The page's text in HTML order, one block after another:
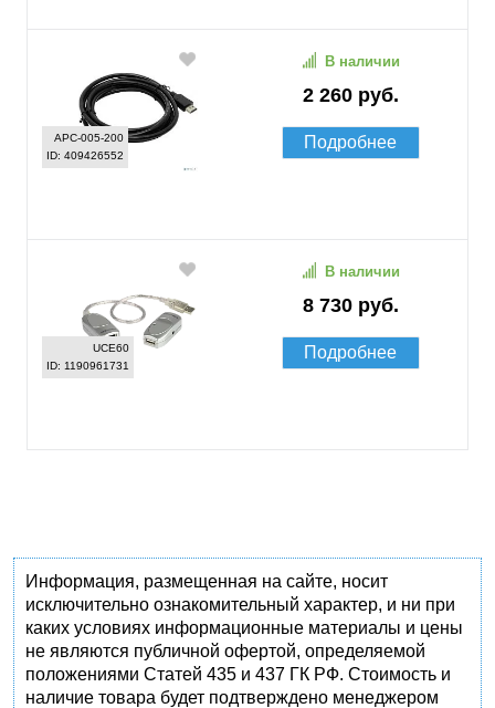
APC-005-200
ID: 409426552
2 260 руб.
В наличии
Подробнее
UCE60
ID: 1190961731
8 730 руб.
В наличии
Подробнее
Информация, размещенная на сайте, носит
исключительно ознакомительный характер, и ни при
каких условиях информационные материалы и цены
не являются публичной офертой, определяемой
положениями Статей 435 и 437 ГК РФ. Стоимость и
наличие товара будет подтверждено менеджером